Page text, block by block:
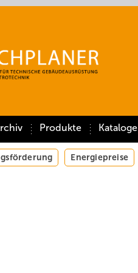
Produkte Kataloge
Energiepreise